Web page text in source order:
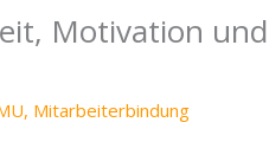
Motivation und
, Mitarbeiterbindung